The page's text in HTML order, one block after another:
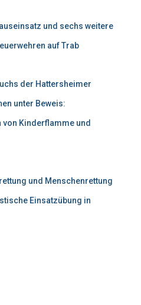
und sechs weitere
auf Trab
der Hattersheimer
unter Beweis:
Kinderflamme und
und Menschenrettung
Einsatzübung in